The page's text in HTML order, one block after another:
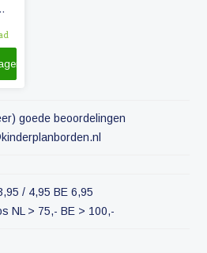
goede beoordelingen
/ 4,95 BE 6,95
NL > 75,- BE > 100,-